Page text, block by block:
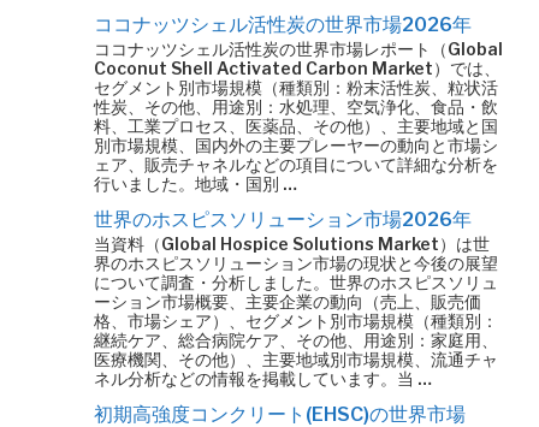
ココナッツシェル活性炭の世界市場2026年
ココナッツシェル活性炭の世界市場レポート（Global
Coconut Shell Activated Carbon Market）では、
セグメント別市場規模（種類別：粉末活性炭、粒状活
性炭、その他、用途別：水処理、空気浄化、食品・飲
料、工業プロセス、医薬品、その他）、主要地域と国
別市場規模、国内外の主要プレーヤーの動向と市場シ
ェア、販売チャネルなどの項目について詳細な分析を
行いました。地域・国別 …
世界のホスピスソリューション市場2026年
当資料（Global Hospice Solutions Market）は世
界のホスピスソリューション市場の現状と今後の展望
について調査・分析しました。世界のホスピスソリュ
ーション市場概要、主要企業の動向（売上、販売価
格、市場シェア）、セグメント別市場規模（種類別：
継続ケア、総合病院ケア、その他、用途別：家庭用、
医療機関、その他）、主要地域別市場規模、流通チャ
ネル分析などの情報を掲載しています。当 …
初期高強度コンクリート(EHSC)の世界市場